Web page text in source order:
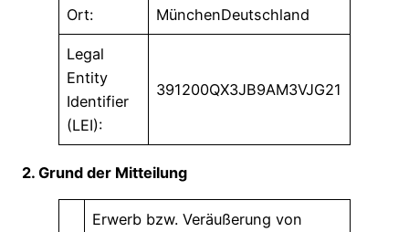
Ort: MünchenDeutschland
Legal
Entity
Identifier
(LEI):
391200QX3JB9AM3VJG21
2. Grund der Mitteilung
Erwerb bzw. Veräußerung von